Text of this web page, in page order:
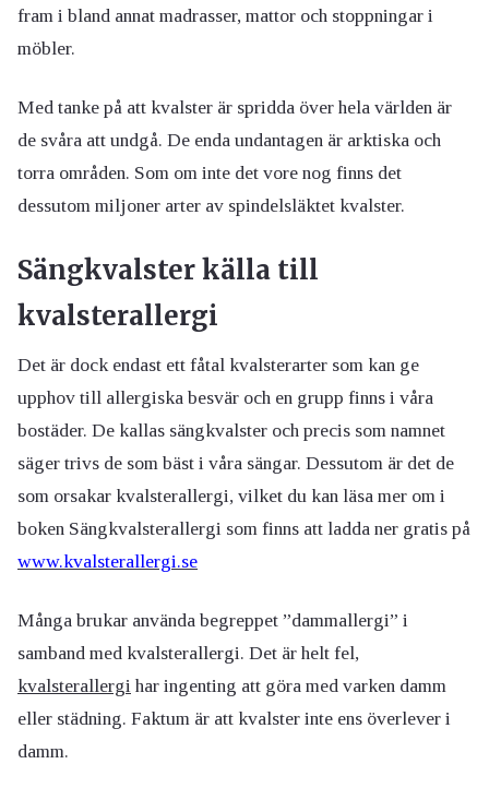
fram i bland annat madrasser, mattor och stoppningar i
möbler.
Med tanke på att kvalster är spridda över hela världen är
de svåra att undgå. De enda undantagen är arktiska och
torra områden. Som om inte det vore nog finns det
dessutom miljoner arter av spindelsläktet kvalster.
Sängkvalster källa till
kvalsterallergi
Det är dock endast ett fåtal kvalsterarter som kan ge
upphov till allergiska besvär och en grupp finns i våra
bostäder. De kallas sängkvalster och precis som namnet
säger trivs de som bäst i våra sängar. Dessutom är det de
som orsakar kvalsterallergi, vilket du kan läsa mer om i
boken Sängkvalsterallergi som finns att ladda ner gratis på
www.kvalsterallergi.se
Många brukar använda begreppet ”dammallergi” i
samband med kvalsterallergi. Det är helt fel,
kvalsterallergi har ingenting att göra med varken damm
eller städning. Faktum är att kvalster inte ens överlever i
damm.